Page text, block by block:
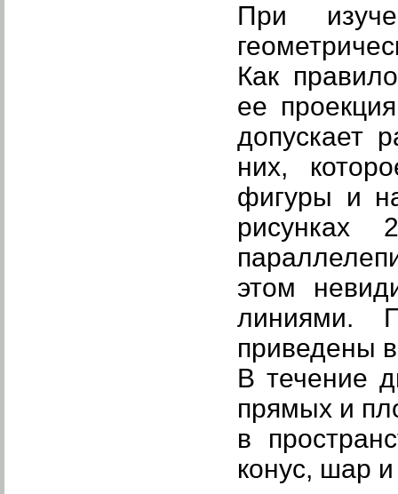
При
Как
ее
допускает
них,
фигуры и
этом
линиями.
приведены
В течение
прямых и
в
конус, шар